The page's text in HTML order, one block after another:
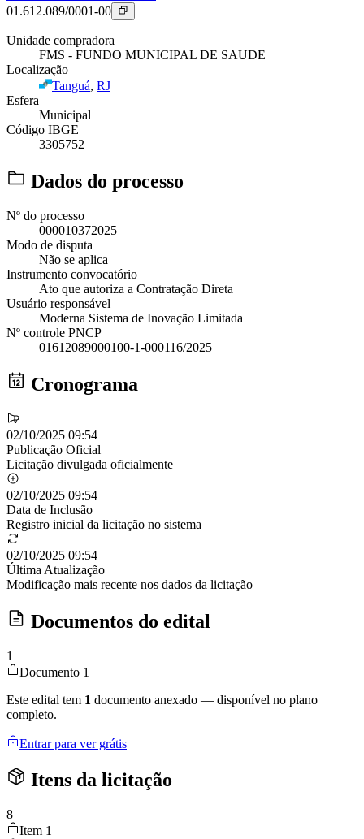
01.612.089/0001-00
Unidade compradora
FMS - FUNDO MUNICIPAL DE SAUDE
Localização
Tanguá, RJ
Esfera
Municipal
Código IBGE
3305752
Dados do processo
Nº do processo
000010372025
Modo de disputa
Não se aplica
Instrumento convocatório
Ato que autoriza a Contratação Direta
Usuário responsável
Moderna Sistema de Inovação Limitada
Nº controle PNCP
01612089000100-1-000116/2025
Cronograma
02/10/2025 09:54
Publicação Oficial
Licitação divulgada oficialmente
02/10/2025 09:54
Data de Inclusão
Registro inicial da licitação no sistema
02/10/2025 09:54
Última Atualização
Modificação mais recente nos dados da licitação
Documentos do edital
1
Documento 1
Este edital tem 1 documento anexado — disponível no plano
completo.
Entrar para ver grátis
Itens da licitação
8
Item 1